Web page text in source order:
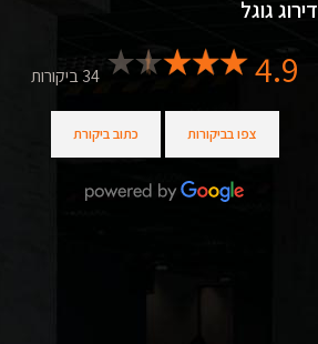
דירוג גוגל
4.9 34 ביקורות
צפו בביקורות כתוב ביקורת